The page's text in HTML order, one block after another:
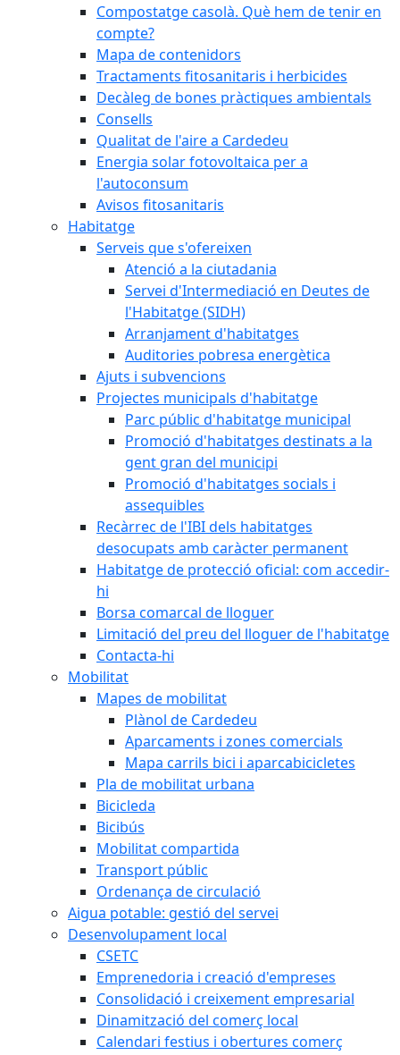
Compostatge casolà. Què hem de tenir en
compte?
Mapa de contenidors
Tractaments fitosanitaris i herbicides
Decàleg de bones pràctiques ambientals
Consells
Qualitat de l'aire a Cardedeu
Energia solar fotovoltaica per a
l'autoconsum
Avisos fitosanitaris
Habitatge
Serveis que s'ofereixen
Atenció a la ciutadania
Servei d'Intermediació en Deutes de
l'Habitatge (SIDH)
Arranjament d'habitatges
Auditories pobresa energètica
Ajuts i subvencions
Projectes municipals d'habitatge
Parc públic d'habitatge municipal
Promoció d'habitatges destinats a la
gent gran del municipi
Promoció d'habitatges socials i
assequibles
Recàrrec de l'IBI dels habitatges
desocupats amb caràcter permanent
Habitatge de protecció oficial: com accedir-
hi
Borsa comarcal de lloguer
Limitació del preu del lloguer de l'habitatge
Contacta-hi
Mobilitat
Mapes de mobilitat
Plànol de Cardedeu
Aparcaments i zones comercials
Mapa carrils bici i aparcabicicletes
Pla de mobilitat urbana
Bicicleda
Bicibús
Mobilitat compartida
Transport públic
Ordenança de circulació
Aigua potable: gestió del servei
Desenvolupament local
CSETC
Emprenedoria i creació d'empreses
Consolidació i creixement empresarial
Dinamització del comerç local
Calendari festius i obertures comerç